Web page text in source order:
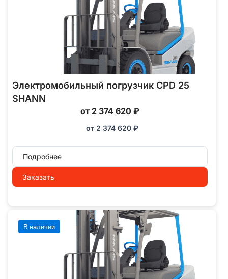
Электромобильный погрузчик CPD 25
SHANN
от 2 374 620 ₽
от 2 374 620 ₽
Подробнее
Заказать
В наличии